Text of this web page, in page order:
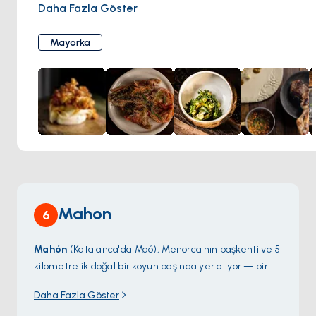
mekan modern ve şık olup sıcak ve davetkar bir atmosfere
Terrae'nin menüsünde modern bir dokunuşla geleneksel
Mayorka mutfağı sunulmaktadır. Yemekler taze, yerel
malzemelerle hazırlanmakta ve güzel bir şekilde
sunulmaktadır. Şarap listesinde çok çeşitli Mayorka
şaraplarının yanı sıra uluslararası şaraplardan oluşan bir
seçki yer almaktadır.
Daha Fazla Göster
Mayorka
6 Mahon
Mahón (Katalanca'da Maó), Menorca'nın başkenti ve 5
kilometrelik doğal bir koyun başında yer alıyor — bir
iddia edilmiş. İngilizler 18. yüzyılda Menorca'yı üç kez
Daha Fazla Göster